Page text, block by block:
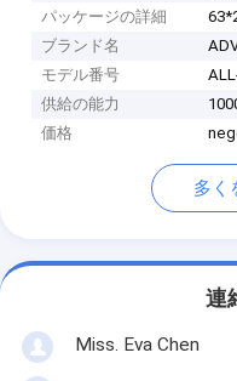
パッケージの詳細
ブランド名
モデル番号
供給の能力
価格
多く
連
Miss. Eva Chen